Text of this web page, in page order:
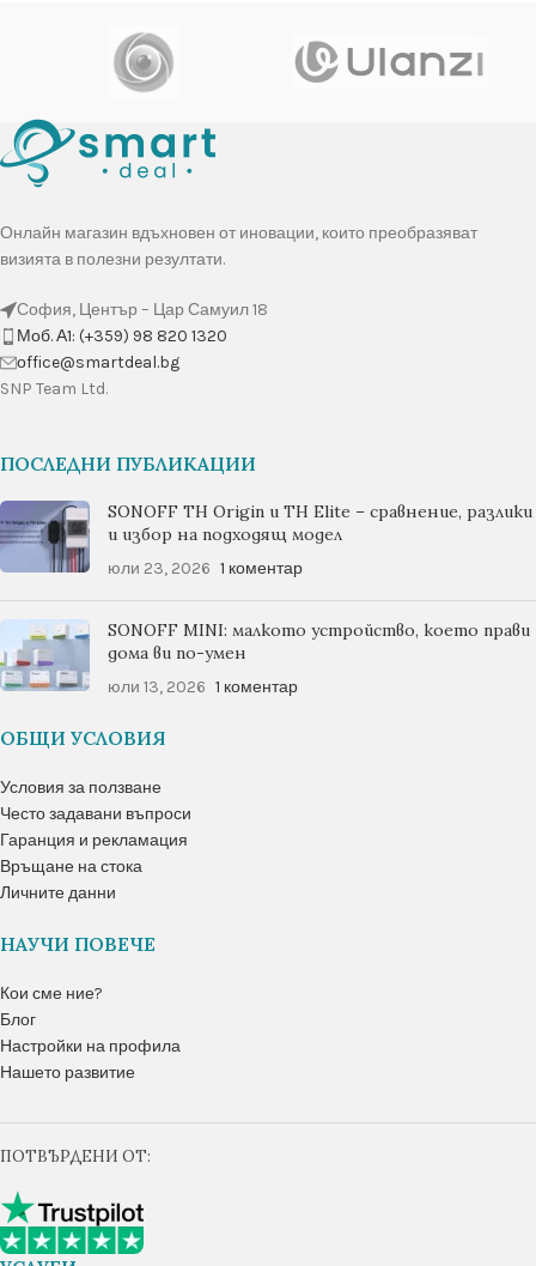
Онлайн магазин вдъхновен от иновации, които преобразяват
визията в полезни резултати.
София, Център – Цар Самуил 18
Моб. А1: (+359) 98 820 1320
оffice@smartdeal.bg
SNP Team Ltd.
ПОСЛЕДНИ ПУБЛИКАЦИИ
SONOFF TH Origin и TH Elite – сравнение, разлики
и избор на подходящ модел
юли 23, 2026 1 коментар
SONOFF MINI: малкото устройство, което прави
дома ви по-умен
юли 13, 2026 1 коментар
ОБЩИ УСЛОВИЯ
Условия за ползване
Често задавани въпроси
Гаранция и рекламация
Връщане на стока
Личните данни
НАУЧИ ПОВЕЧЕ
Кои сме ние?
Блог
Настройки на профила
Нашето развитие
ПОТВЪРДЕНИ ОТ: